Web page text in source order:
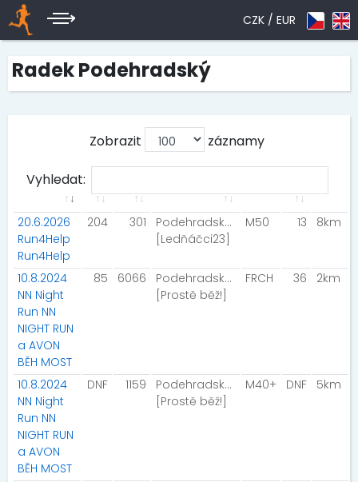
CZK / EUR
Radek Podehradský
Zobrazit záznamy
Vyhledat:
20.6.2026
Run4Help
Run4Help
204 301
Podehradský Radek
[Ledňáčci23]
M50 13 8km
10.8.2024
NN Night
Run NN
NIGHT RUN
a AVON
BĚH MOST
85 6066
Podehradský Radek
[Prostě běž!]
FRCH 36 2km
10.8.2024
NN Night
Run NN
NIGHT RUN
a AVON
BĚH MOST
DNF 1159
Podehradský Radek
[Prostě běž!]
M40+ DNF 5km